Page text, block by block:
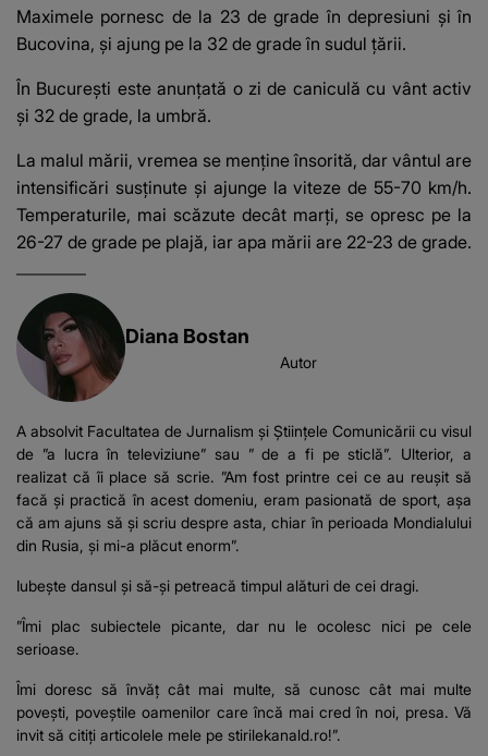
Maximele pornesc de la 23 de grade în depresiuni și în
Bucovina, și ajung pe la 32 de grade în sudul țării.
În București este anunțată o zi de caniculă cu vânt activ
și 32 de grade, la umbră.
La malul mării, vremea se menține însorită, dar vântul are
intensificări susținute și ajunge la viteze de 55-70 km/h.
Temperaturile, mai scăzute decât marți, se opresc pe la
26-27 de grade pe plajă, iar apa mării are 22-23 de grade.
Diana Bostan
Autor
A absolvit Facultatea de Jurnalism și Științele Comunicării cu visul
de ”a lucra în televiziune” sau ” de a fi pe sticlă”. Ulterior, a
realizat că îi place să scrie. ”Am fost printre cei ce au reușit să
facă și practică în acest domeniu, eram pasionată de sport, așa
că am ajuns să și scriu despre asta, chiar în perioada Mondialului
din Rusia, și mi-a plăcut enorm”.
Iubește dansul și să-și petreacă timpul alături de cei dragi.
”Îmi plac subiectele picante, dar nu le ocolesc nici pe cele
serioase.
Îmi doresc să învăț cât mai multe, să cunosc cât mai multe
povești, poveștile oamenilor care încă mai cred în noi, presa. Vă
invit să citiți articolele mele pe stirilekanald.ro!”.